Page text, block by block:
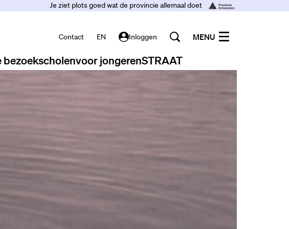
Je ziet plots goed wat de provincie allemaal doet
Contact EN Inloggen
bezoekscholenvoor jongerenSTRAAT
MENU